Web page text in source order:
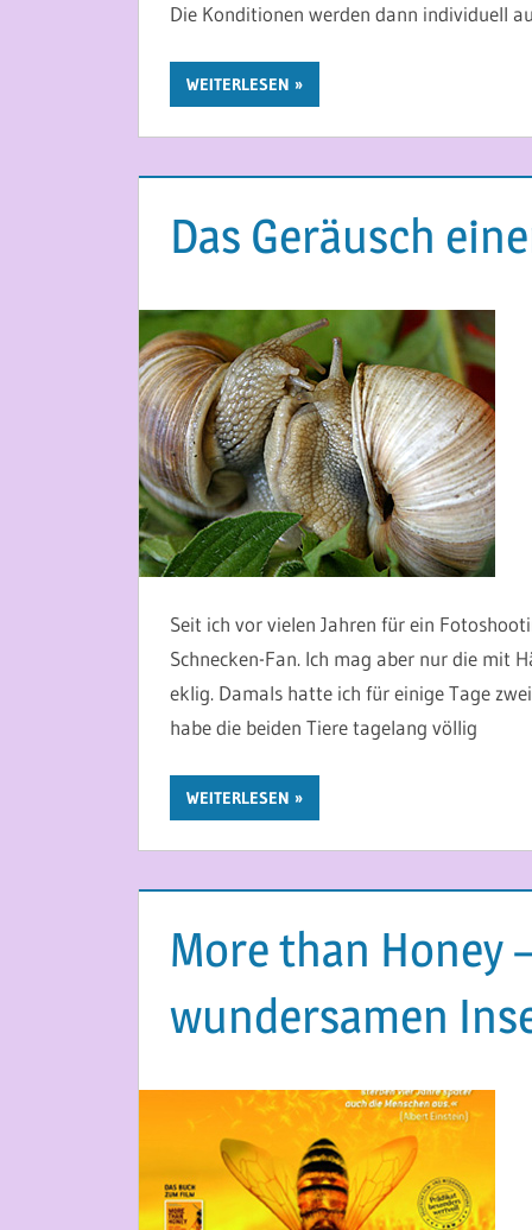
Die Konditionen werden dann individuell
WEITERLESEN
Das Geräusch
Seit ich vor vielen Jahren für ein
Schnecken-Fan. Ich mag aber nur die mit
eklig. Damals hatte ich für einige Tage
habe die beiden Tiere tagelang völlig
WEITERLESEN
More than Honey
wundersamen